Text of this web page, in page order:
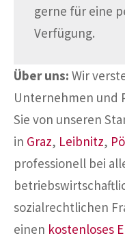
gerne für eine
Verfügung.
Über uns: Wir
Unternehmen und
Sie von unseren
in Graz, Leibnitz,
professionell bei
sozialrechtlichen
einen kostenloses